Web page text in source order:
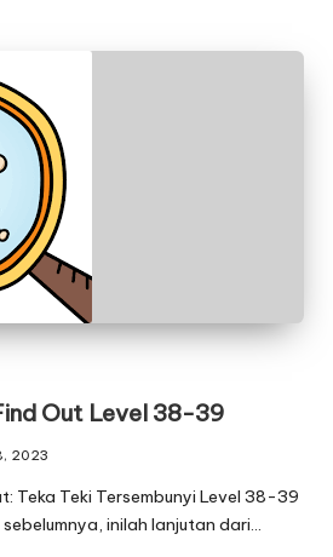
Out Level 38-39
2023
Teka Teki Tersembunyi Level 38-39
inilah lanjutan dari…